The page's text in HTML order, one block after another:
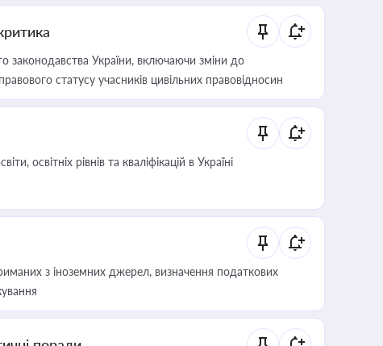
законодавства України, включаючи зміни до
статусу учасників цивільних правовідносин
освітніх рівнів та кваліфікацій в Україні
з іноземних джерел, визначення податкових